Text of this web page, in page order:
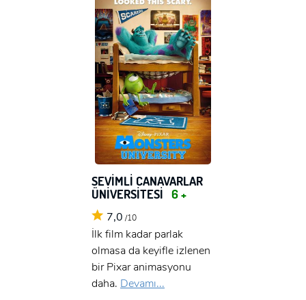
SEVİMLİ CANAVARLAR
ÜNİVERSİTESİ 6 +
7,0 /10
İlk film kadar parlak
olmasa da keyifle izlenen
bir Pixar animasyonu
daha. Devamı...